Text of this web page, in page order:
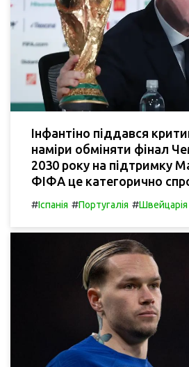
Інфантіно піддався
наміри обміняти фінал
2030 року на підтримку
ФІФА це категорично
#Іспанія #Португалія #Швейцарія